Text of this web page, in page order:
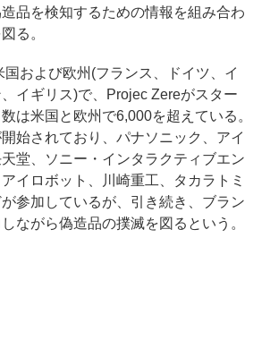
品を検知するための情報を組み合わ
る。
および欧州(フランス、ドイツ、イ
イギリス)で、Projec Zereがスター
は米国と欧州で6,000を超えている。
始されており、パナソニック、アイ
堂、ソニー・インタラクティブエン
イロボット、川崎重工、タカラトミ
参加しているが、引き続き、ブラン
ながら偽造品の撲滅を図るという。